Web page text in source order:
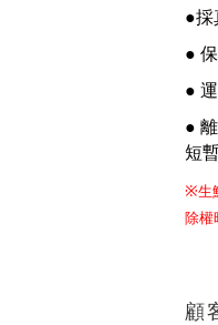
●採
●
●
●
短
※生
除權
顧